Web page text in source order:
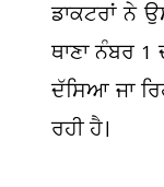
ਡਾਕਟਰਾਂ ਨੇ
ਥਾਣਾ ਨੰਬਰ
ਦੱਸਿਆ ਜਾ
ਰਹੀ ਹੈ।